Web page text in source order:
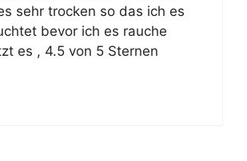
sehr trocken so das ich es
bevor ich es rauche
es , 4.5 von 5 Sternen